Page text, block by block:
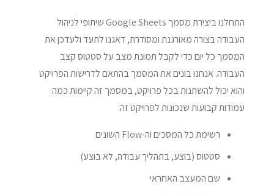
התחלנו ביצירת מסמך Google Sheets שיתופי לניהול
העבודה בצורה מאורגנת ומסודרת, דאגנו לתעד ולעדכן את
המסמך כל יום כדי לקבל תמונת מצב על סטטוס קצב
העבודה. אנחנו בונים את המסמך בהתאם לדרישות הפרויקט
והוא יכול להשתנות בכל פרויקט, במסמך זה קיימות כמה
עמודות קבועות שנכונות לפרויקט זה:
רשימת כל המסכים וה-Flow השונים
סטטוס (בוצע, בתהליך עבודה, לא בוצע)
שם המעצב האחראי